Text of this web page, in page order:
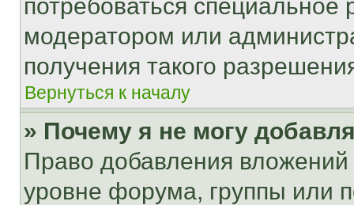
потребоваться
модератором или
получения такого
Вернуться к началу
» Почему я не могу
Право добавления
уровне форума, группы или